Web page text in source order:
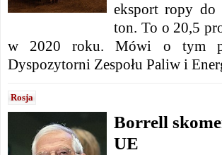
eksport ropy do
ton. To o 20,5
w 2020 roku. Mówi o tym
Dyspozytorni Zespołu Paliw i
Rosja
Borrell
UE